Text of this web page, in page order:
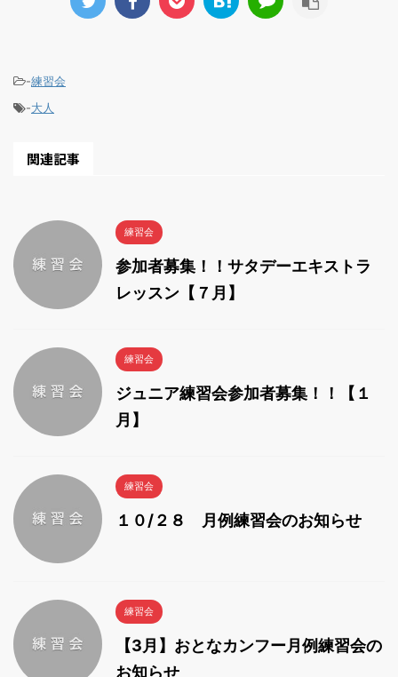
-練習会
-大人
関連記事
練習会
参加者募集！！サタデーエキストラ
レッスン【７月】
練習会
ジュニア練習会参加者募集！！【１
月】
練習会
１０/２８ 月例練習会のお知らせ
練習会
【3月】おとなカンフー月例練習会の
お知らせ